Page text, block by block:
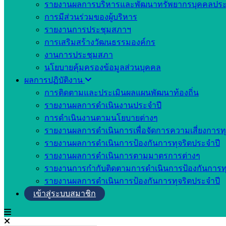
รายงานผลการบริหารและพัฒนาทรัพยากรบุคคลปร
การมีส่วนร่วมของผู้บริหาร
รายงานการประชุมสภาฯ
การเสริมสร้างวัฒนธรรมองค์กร
งานการประชุมสภา
นโยบายคุ้มครองข้อมูลส่วนบุคคล
ผลการปฏิบัติงาน
การติดตามและประเมินผลแผนพัฒนาท้องถิ่น
รายงานผลการดำเนินงานประจำปี
การดำเนินงานตามนโยบายต่างๆ
รายงานผลการดำเนินการเพื่อจัดการความเสี่ยงการ
รายงานผลการดำเนินการป้องกันการทุจริตประจำปี
รายงานผลการดำเนินการตามมาตรการต่างๆ
รายงานการกำกับติดตามการดำเนินการป้องกันการ
รายงานผลการดำเนินการป้องกันการทุจริตประจำปี
เข้าสู่ระบบสมาชิก